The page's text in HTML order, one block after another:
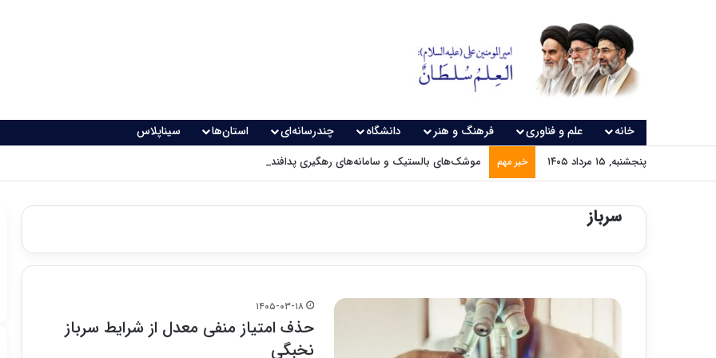
خانه علم و فناوری فرهنگ و هنر دانشگاه چندرسانه‌ای استان‌ها سیناپلاس
پنجشنبه, ۱۵ مرداد ۱۴۰۵ خبر مهم موشک‌های بالستیک و سامانه‌های رهگیری پدافندی چگونه کار می کنند؟
سرباز
۱۴۰۵-۰۳-۱۸
حذف امتیاز منفی معدل از شرایط سرباز
نخبگی